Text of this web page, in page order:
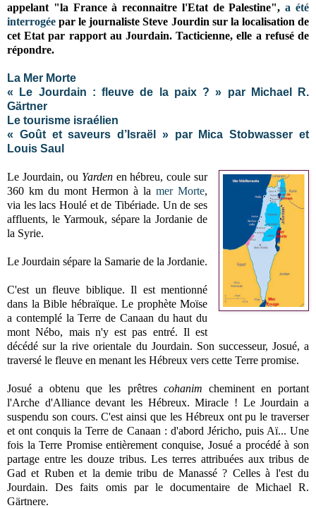
appelant "la France à reconnaitre l'Etat de Palestine", a été
interrogée par le journaliste Steve Jourdin sur la localisation de
cet Etat par rapport au Jourdain. Tacticienne, elle a refusé de
répondre.
La Mer Morte
« Le Jourdain : fleuve de la paix ? » par Michael R.
Gärtner
Le tourisme israélien
« Goût et saveurs d’Israël » par Mica Stobwasser et
Louis Saul
Le Jourdain, ou Yarden en hébreu, coule sur
360 km du mont Hermon à lamer Morte,
via les lacs Houlé et de Tibériade. Un de ses
affluents, le Yarmouk, sépare la Jordanie de
la Syrie.
Le Jourdain sépare la Samarie de la Jordanie.
C'est un fleuve biblique. Il est mentionné
dans la Bible hébraïque. Le prophète Moïse
a contemplé la Terre de Canaan du haut du
mont Nébo, mais n'y est pas entré. Il est
décédé sur la rive orientale du Jourdain. Son successeur, Josué, a
traversé le fleuve en menant les Hébreux vers cette Terre promise.
Josué a obtenu que les prêtres cohanim cheminent en portant
l'Arche d'Alliance devant les Hébreux. Miracle ! Le Jourdain a
suspendu son cours. C'est ainsi que les Hébreux ont pu le traverser
et ont conquis la Terre de Canaan : d'abord Jéricho, puis Aï... Une
fois la Terre Promise entièrement conquise, Josué a procédé à son
partage entre les douze tribus. Les terres attribuées aux tribus de
Gad et Ruben et la demie tribu de Manassé ? Celles à l'est du
Jourdain. Des faits omis par le documentaire de Michael R.
Gärtnere.